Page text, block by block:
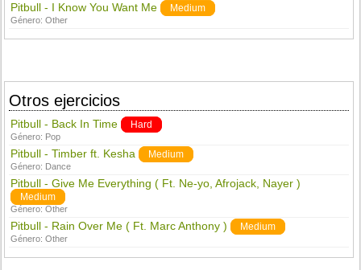
Pitbull - I Know You Want Me Medium
Género:Other
Otros ejercicios
Pitbull - Back In Time Hard
Género: Pop
Pitbull - Timber ft. Kesha Medium
Género: Dance
Pitbull - Give Me Everything ( Ft. Ne-yo, Afrojack, Nayer )
Medium
Género:Other
Pitbull - Rain Over Me ( Ft. Marc Anthony ) Medium
Género:Other